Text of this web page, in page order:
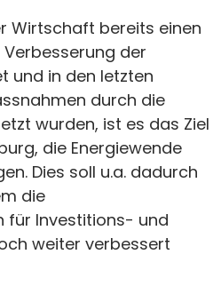
Wirtschaft bereits einen
der
und in den letzten
durch die
wurden, ist es das Ziel
die Energiewende
Dies soll u.a. dadurch
die
für Investitions- und
weiter verbessert